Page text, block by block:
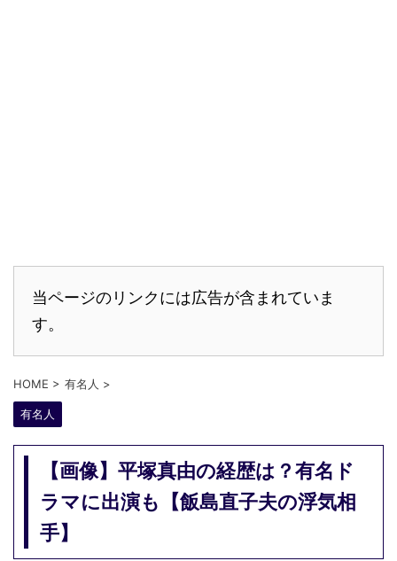
当ページのリンクには広告が含まれていま
す。
HOME > 有名人 >
有名人
【画像】平塚真由の経歴は？有名ド
ラマに出演も【飯島直子夫の浮気相
手】